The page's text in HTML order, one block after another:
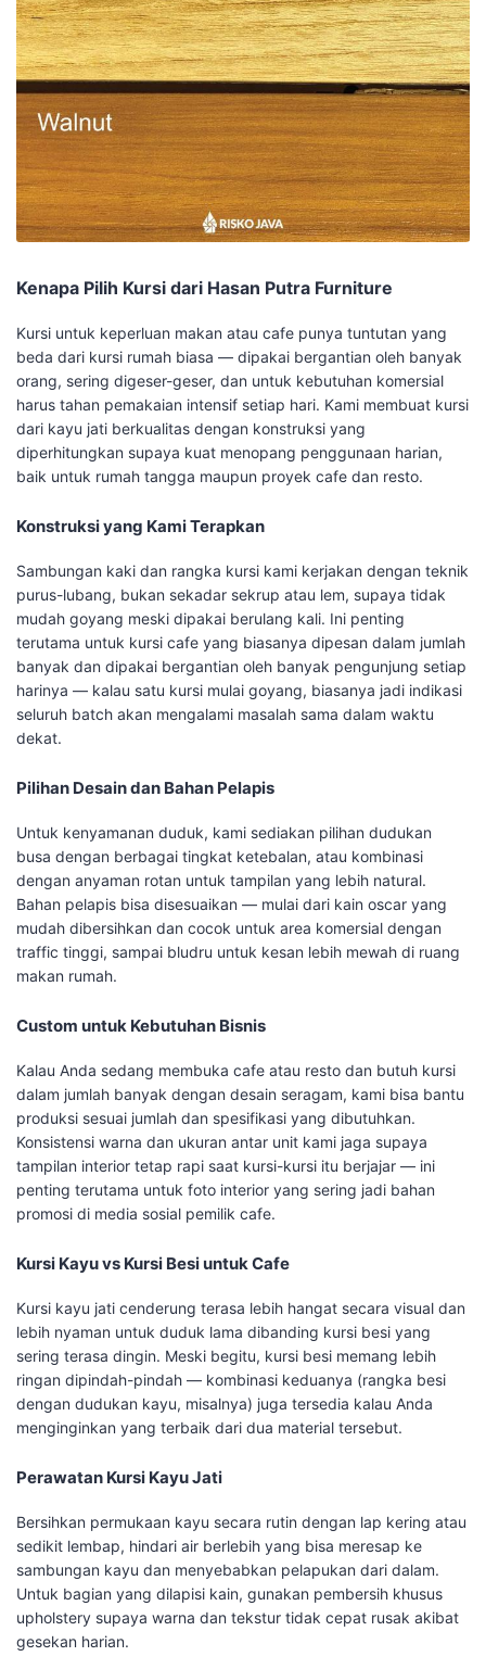
Kenapa Pilih Kursi dari Hasan Putra Furniture
Kursi untuk keperluan makan atau cafe punya tuntutan yang
beda dari kursi rumah biasa — dipakai bergantian oleh banyak
orang, sering digeser-geser, dan untuk kebutuhan komersial
harus tahan pemakaian intensif setiap hari. Kami membuat kursi
dari kayu jati berkualitas dengan konstruksi yang
diperhitungkan supaya kuat menopang penggunaan harian,
baik untuk rumah tangga maupun proyek cafe dan resto.
Konstruksi yang Kami Terapkan
Sambungan kaki dan rangka kursi kami kerjakan dengan teknik
purus-lubang, bukan sekadar sekrup atau lem, supaya tidak
mudah goyang meski dipakai berulang kali. Ini penting
terutama untuk kursi cafe yang biasanya dipesan dalam jumlah
banyak dan dipakai bergantian oleh banyak pengunjung setiap
harinya — kalau satu kursi mulai goyang, biasanya jadi indikasi
seluruh batch akan mengalami masalah sama dalam waktu
dekat.
Pilihan Desain dan Bahan Pelapis
Untuk kenyamanan duduk, kami sediakan pilihan dudukan
busa dengan berbagai tingkat ketebalan, atau kombinasi
dengan anyaman rotan untuk tampilan yang lebih natural.
Bahan pelapis bisa disesuaikan — mulai dari kain oscar yang
mudah dibersihkan dan cocok untuk area komersial dengan
traffic tinggi, sampai bludru untuk kesan lebih mewah di ruang
makan rumah.
Custom untuk Kebutuhan Bisnis
Kalau Anda sedang membuka cafe atau resto dan butuh kursi
dalam jumlah banyak dengan desain seragam, kami bisa bantu
produksi sesuai jumlah dan spesifikasi yang dibutuhkan.
Konsistensi warna dan ukuran antar unit kami jaga supaya
tampilan interior tetap rapi saat kursi-kursi itu berjajar — ini
penting terutama untuk foto interior yang sering jadi bahan
promosi di media sosial pemilik cafe.
Kursi Kayu vs Kursi Besi untuk Cafe
Kursi kayu jati cenderung terasa lebih hangat secara visual dan
lebih nyaman untuk duduk lama dibanding kursi besi yang
sering terasa dingin. Meski begitu, kursi besi memang lebih
ringan dipindah-pindah — kombinasi keduanya (rangka besi
dengan dudukan kayu, misalnya) juga tersedia kalau Anda
menginginkan yang terbaik dari dua material tersebut.
Perawatan Kursi Kayu Jati
Bersihkan permukaan kayu secara rutin dengan lap kering atau
sedikit lembap, hindari air berlebih yang bisa meresap ke
sambungan kayu dan menyebabkan pelapukan dari dalam.
Untuk bagian yang dilapisi kain, gunakan pembersih khusus
upholstery supaya warna dan tekstur tidak cepat rusak akibat
gesekan harian.